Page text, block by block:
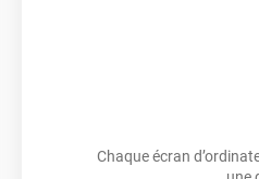
Chaque écran